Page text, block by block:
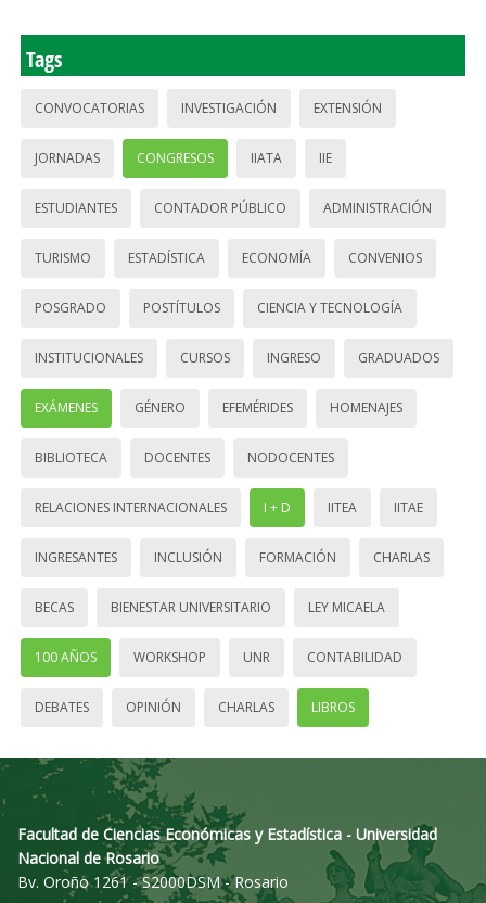
Tags
CONVOCATORIAS INVESTIGACIÓN EXTENSIÓN
JORNADAS CONGRESOS IIATA IIE
ESTUDIANTES CONTADOR PÚBLICO ADMINISTRACIÓN
TURISMO ESTADÍSTICA ECONOMÍA CONVENIOS
POSGRADO POSTÍTULOS CIENCIA Y TECNOLOGÍA
INSTITUCIONALES CURSOS INGRESO GRADUADOS
EXÁMENES GÉNERO EFEMÉRIDES HOMENAJES
BIBLIOTECA DOCENTES NODOCENTES
RELACIONES INTERNACIONALES I + D IITEA IITAE
INGRESANTES INCLUSIÓN FORMACIÓN CHARLAS
BECAS BIENESTAR UNIVERSITARIO LEY MICAELA
100 AÑOS WORKSHOP UNR CONTABILIDAD
DEBATES OPINIÓN CHARLAS LIBROS
Facultad de Ciencias Económicas y Estadística - Universidad
Nacional de Rosario
Bv. Oroño 1261 - S2000DSM - Rosario